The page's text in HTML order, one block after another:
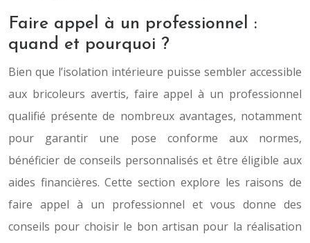
Faire appel à un professionnel :
quand et pourquoi ?
Bien que l’isolation intérieure puisse sembler accessible
aux bricoleurs avertis, faire appel à un professionnel
qualifié présente de nombreux avantages, notamment
pour garantir une pose conforme aux normes,
bénéficier de conseils personnalisés et être éligible aux
aides financières. Cette section explore les raisons de
faire appel à un professionnel et vous donne des
conseils pour choisir le bon artisan pour la réalisation